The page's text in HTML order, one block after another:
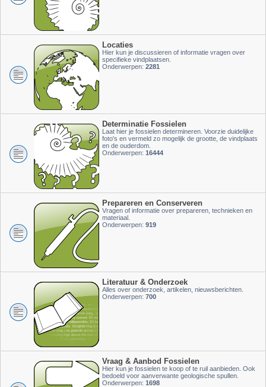
Locaties
Hier kun je discussieren of informatie vragen over
specifieke vindplaatsen.
Onderwerpen: 2281
Determinatie Fossielen
Laat hier je fossielen determineren. Voorzie duidelijke
foto's en vermeld zo mogelijk de grootte, de vindplaats
en de ouderdom.
Onderwerpen: 16444
Prepareren en Conserveren
Vragen of informatie over prepareren, technieken en
materiaal.
Onderwerpen: 919
Literatuur & Onderzoek
Alles over onderzoek, artikelen, nieuwsberichten.
Onderwerpen: 700
Vraag & Aanbod Fossielen
Hier kun je fossielen te koop of te ruil aanbieden. Ook
bedoeld voor aanverwante geologische spullen.
Onderwerpen: 1698